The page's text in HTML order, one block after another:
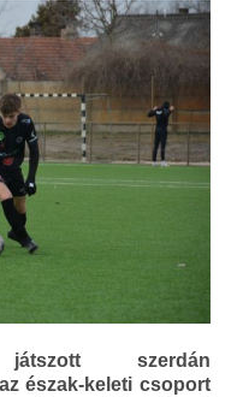
szerdán
észak-keleti csoport